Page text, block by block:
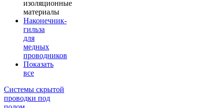
изоляционные
материалы
Наконечник-
гильза
для
медных
проводников
Показать
все
Системы скрытой
проводки под